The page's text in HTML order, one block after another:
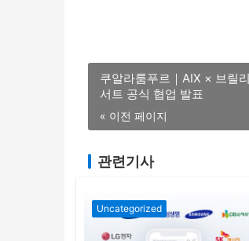
쿠알라룸푸르｜AIX × 브릴리언스 팀 G-
서트 공식 협업 발표
« 이전 페이지
관련기사
Uncategorized